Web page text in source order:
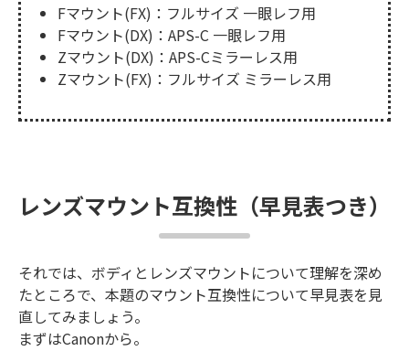
Fマウント(FX)：フルサイズ 一眼レフ用
Fマウント(DX)：APS-C 一眼レフ用
Zマウント(DX)：APS-Cミラーレス用
Zマウント(FX)：フルサイズ ミラーレス用
レンズマウント互換性（早見表つき）
それでは、ボディとレンズマウントについて理解を深め
たところで、本題のマウント互換性について早見表を見
直してみましょう。
まずはCanonから。